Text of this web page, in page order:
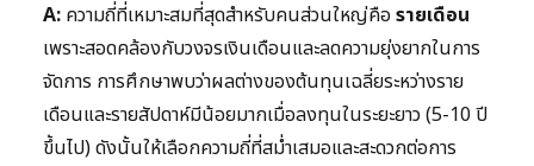
A: ความถี่ที่เหมาะสมที่สุดสำหรับคนส่วนใหญ่คือ รายเดือน
เพราะสอดคล้องกับวงจรเงินเดือนและลดความยุ่งยากในการ
จัดการ การศึกษาพบว่าผลต่างของต้นทุนเฉลี่ยระหว่างราย
เดือนและรายสัปดาห์มีน้อยมากเมื่อลงทุนในระยะยาว (5-10 ปี
ขึ้นไป) ดังนั้นให้เลือกความถี่ที่สม่ำเสมอและสะดวกต่อการ